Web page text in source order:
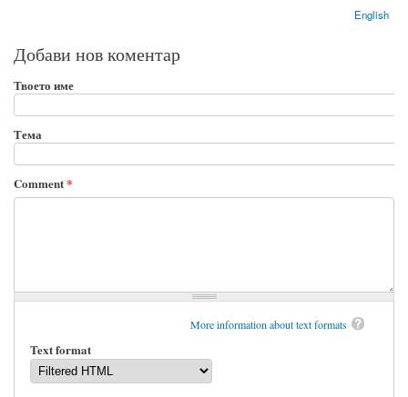
English
Добави нов коментар
Твоето име
Тема
Comment*
More information about text formats
Text format